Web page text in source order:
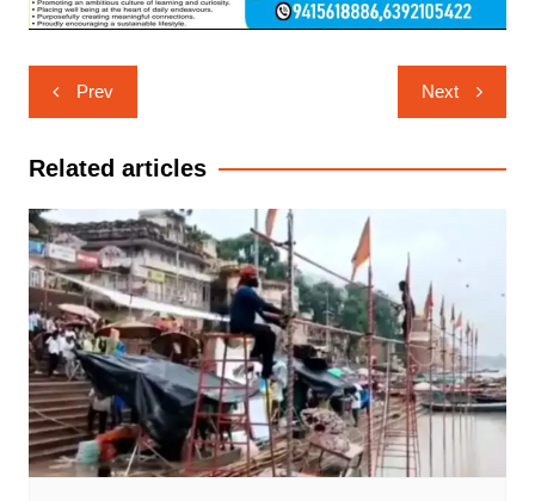
Post
navigation
Prev Next
Related articles